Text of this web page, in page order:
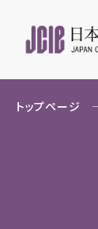
トップページ